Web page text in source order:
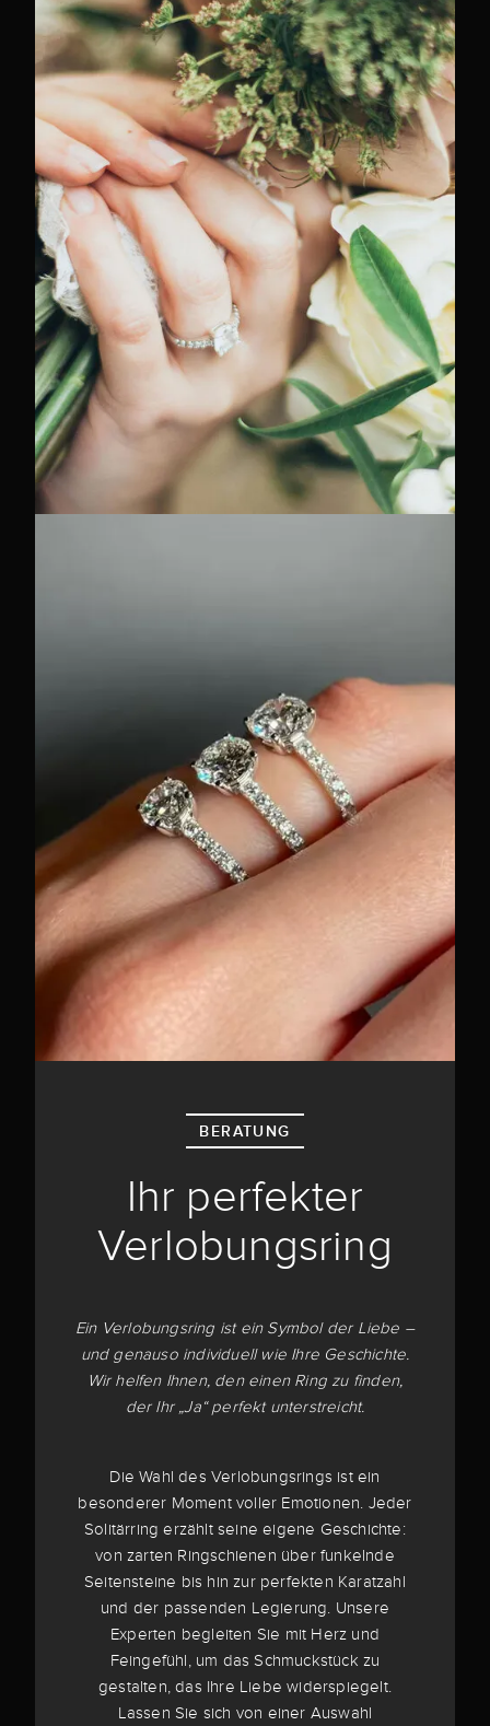
BERATUNG
Ihr perfekter
Verlobungsring
Ein Verlobungsring ist ein Symbol der Liebe –
und genauso individuell wie Ihre Geschichte.
Wir helfen Ihnen, den einen Ring zu finden,
der Ihr „Ja“ perfekt unterstreicht.
Die Wahl des Verlobungsrings ist ein
besonderer Moment voller Emotionen. Jeder
Solitärring erzählt seine eigene Geschichte:
von zarten Ringschienen über funkelnde
Seitensteine bis hin zur perfekten Karatzahl
und der passenden Legierung. Unsere
Experten begleiten Sie mit Herz und
Feingefühl, um das Schmuckstück zu
gestalten, das Ihre Liebe widerspiegelt.
Lassen Sie sich von einer Auswahl